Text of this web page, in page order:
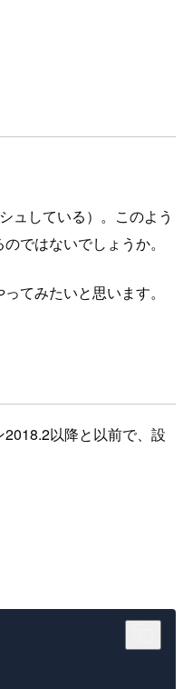
ュしている）。このよう
ではないでしょうか。
てみたいと思います。
以降と以前で、設